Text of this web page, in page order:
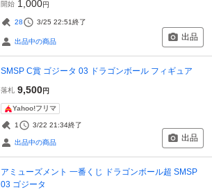
開始 1,000円
28 3/25 22:51終了
出品中の商品 出品
SMSP C賞 ゴジータ 03 ドラゴンボール フィギュア
落札 9,500円
Yahoo!フリマ
1 3/22 21:34終了
出品中の商品 出品
アミューズメント 一番くじ ドラゴンボール超 SMSP
03 ゴジータ